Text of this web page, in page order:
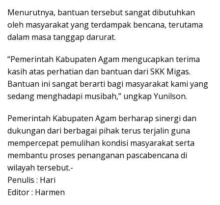
Menurutnya, bantuan tersebut sangat dibutuhkan
oleh masyarakat yang terdampak bencana, terutama
dalam masa tanggap darurat.
“Pemerintah Kabupaten Agam mengucapkan terima
kasih atas perhatian dan bantuan dari SKK Migas.
Bantuan ini sangat berarti bagi masyarakat kami yang
sedang menghadapi musibah,” ungkap Yunilson.
Pemerintah Kabupaten Agam berharap sinergi dan
dukungan dari berbagai pihak terus terjalin guna
mempercepat pemulihan kondisi masyarakat serta
membantu proses penanganan pascabencana di
wilayah tersebut.-
Penulis : Hari
Editor : Harmen